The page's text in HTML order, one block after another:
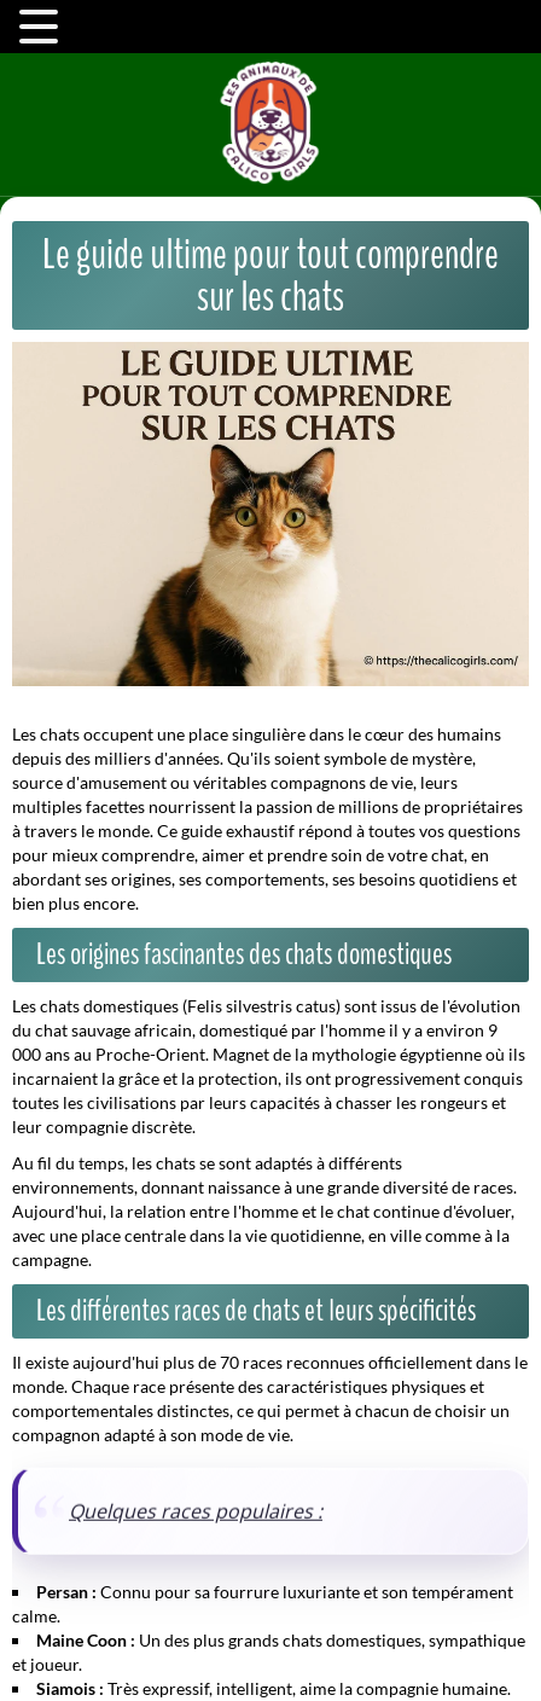
Le guide ultime pour tout comprendre
sur les chats
Les chats occupent une place singulière dans le cœur des humains
depuis des milliers d'années. Qu'ils soient symbole de mystère,
source d'amusement ou véritables compagnons de vie, leurs
multiples facettes nourrissent la passion de millions de propriétaires
à travers le monde. Ce guide exhaustif répond à toutes vos questions
pour mieux comprendre, aimer et prendre soin de votre chat, en
abordant ses origines, ses comportements, ses besoins quotidiens et
bien plus encore.
Les origines fascinantes des chats domestiques
Les chats domestiques (Felis silvestris catus) sont issus de l'évolution
du chat sauvage africain, domestiqué par l'homme il y a environ 9
000 ans au Proche-Orient. Magnet de la mythologie égyptienne où ils
incarnaient la grâce et la protection, ils ont progressivement conquis
toutes les civilisations par leurs capacités à chasser les rongeurs et
leur compagnie discrète.
Au fil du temps, les chats se sont adaptés à différents
environnements, donnant naissance à une grande diversité de races.
Aujourd'hui, la relation entre l'homme et le chat continue d'évoluer,
avec une place centrale dans la vie quotidienne, en ville comme à la
campagne.
Les différentes races de chats et leurs spécificités
Il existe aujourd'hui plus de 70 races reconnues officiellement dans le
monde. Chaque race présente des caractéristiques physiques et
comportementales distinctes, ce qui permet à chacun de choisir un
compagnon adapté à son mode de vie.
Quelques races populaires :
Persan : Connu pour sa fourrure luxuriante et son tempérament
calme.
Maine Coon : Un des plus grands chats domestiques, sympathique
et joueur.
Siamois : Très expressif, intelligent, aime la compagnie humaine.